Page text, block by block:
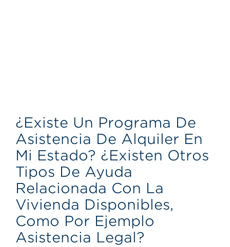
¿Existe Un Programa De
Asistencia De Alquiler En
Mi Estado? ¿Existen Otros
Tipos De Ayuda
Relacionada Con La
Vivienda Disponibles,
Como Por Ejemplo
Asistencia Legal?